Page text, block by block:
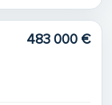
483 000 €